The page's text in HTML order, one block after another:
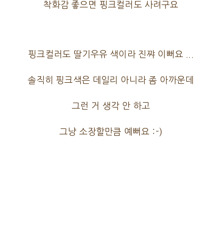
착화감 좋으면 핑크컬러도 사려구요
핑크컬러도 딸기우유 색이라 진쨔 이뻐요 ...
솔직히 핑크색은 데일리 아니라 좀 아까운데
그런 거 생각 안 하고
그냥 소장할만큼 예뻐요 :-)